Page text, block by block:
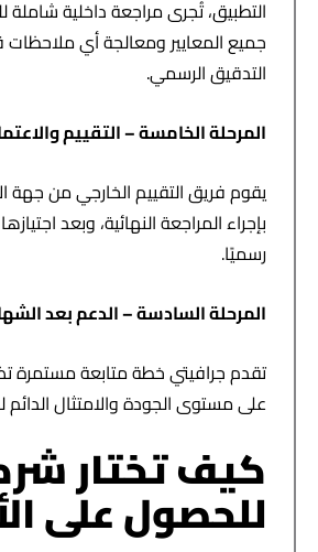
التطبيق، تُجرى مراجعة داخلية شاملة
جميع المعايير ومعالجة أي
التدقيق الرسمي.
المرحلة الخامسة – التقييم
يقوم فريق التقييم الخارجي من جهة
بإجراء المراجعة النهائية، وبعد
رسميًا.
المرحلة السادسة – الدعم بعد
تقدم جرافيتي خطة متابعة مستمرة
على مستوى الجودة والامتثال الدائم
كيف تختار
للحصول على